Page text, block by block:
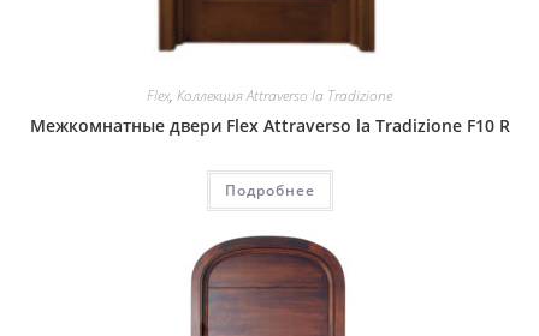
Flex, Коллекция Attraverso la Tradizione
Межкомнатные двери Flex Attraverso la Tradizione F10 R
Подробнее